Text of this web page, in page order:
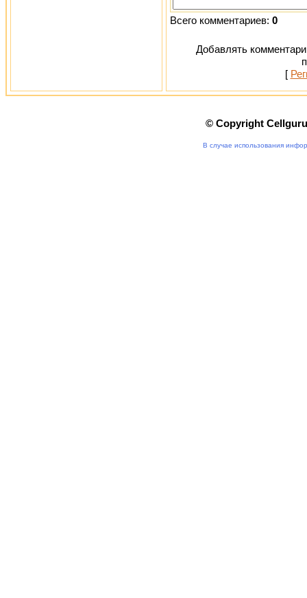
Всего комментариев: 0
Добавлять
[
© Copyright
В случае использования